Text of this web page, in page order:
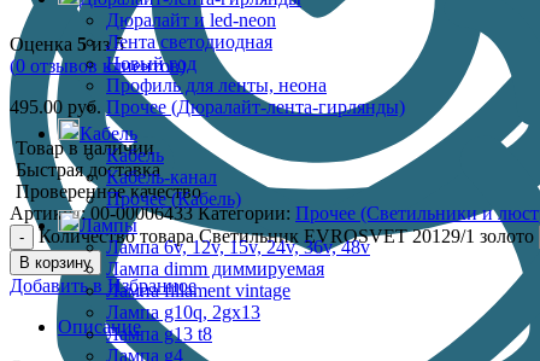
Дюралайт и led-neon
Лента светодиодная
Новый год
Профиль для ленты, неона
Прочее (Дюралайт-лента-гирлянды)
Кабель
Кабель
Кабель-канал
Прочее (Кабель)
Лампы
Лампа 6v, 12v, 15v, 24v, 36v, 48v
Лампа dimm диммируемая
Лампа fillament vintage
Лампа g10q, 2gx13
Лампа g13 t8
Лампа g4
Оценка 5из 5
(0 отзывов клиентов)
495.00 руб.
Товар в наличии
Быстрая доставка
Проверенное качество
Артикул:00-00006433Категории: Прочее (Светильники и
Количество товара Светильник EVROSVET 20129/1 золото
В корзину
Добавить в Избранное
Описание